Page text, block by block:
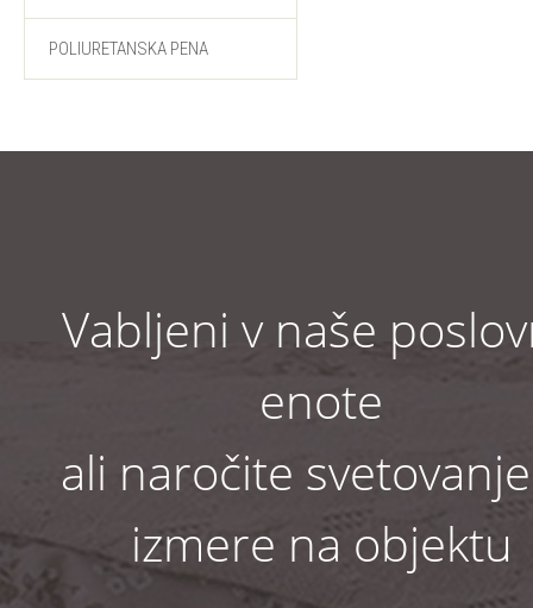
POLIURETANSKA PENA
Vabljeni v naše
enote
ali naročite
izmere na objektu